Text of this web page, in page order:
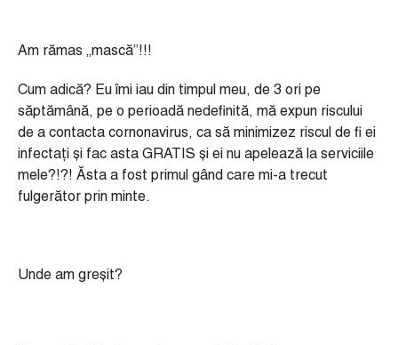
Am rămas „mască”!!!
Cum adică? Eu îmi iau din timpul meu, de 3 ori pe
săptămână, pe o perioadă nedefinită, mă expun riscului
de a contacta cornonavirus, ca să minimizez riscul de fi ei
infectați și fac asta GRATIS și ei nu apelează la serviciile
mele?!?! Ăsta a fost primul gând care mi-a trecut
fulgerător prin minte.
Unde am greșit?